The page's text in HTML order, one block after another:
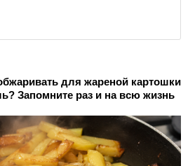
для жареной картошки
Запомните раз и на всю жизнь